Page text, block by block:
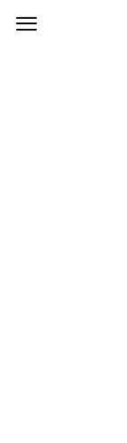
Vivetargi.pl